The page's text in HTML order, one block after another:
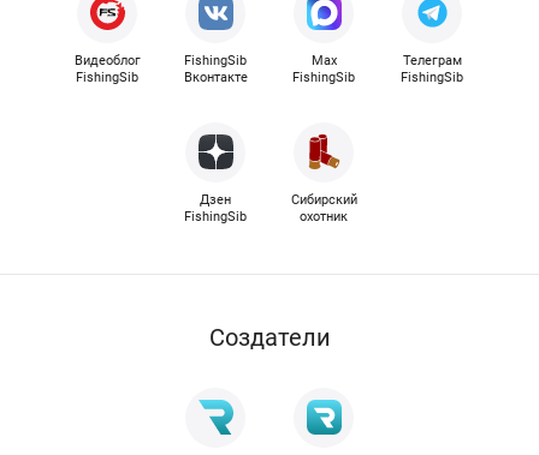
Видеоблог
FishingSib
FishingSib
Вконтакте
Max
FishingSib
Телеграм
FishingSib
Дзен
FishingSib
Сибирский
охотник
Cоздатели